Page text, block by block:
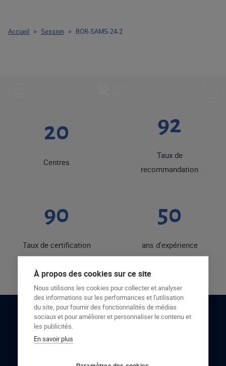
20
Centres
92
Taux de
recommandation
90
Taux de certification
50
ans d'expérience
RESTONS EN CONTACT
Accueil > Session > BOR-SAMS-24-2
À propos des cookies sur ce site
Nous utilisons les cookies pour collecter et analyser
des informations sur les performances et l'utilisation
du site, pour fournir des fonctionnalités de médias
sociaux et pour améliorer et personnaliser le contenu et
les publicités.
En savoir plus